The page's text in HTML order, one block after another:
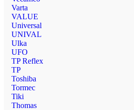
Varta
VALUE
Universal
UNIVAL
Ulka
UFO
TP Reflex
TP
Toshiba
Tormec
Tiki
Thomas